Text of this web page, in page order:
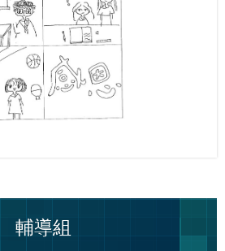
輔導組